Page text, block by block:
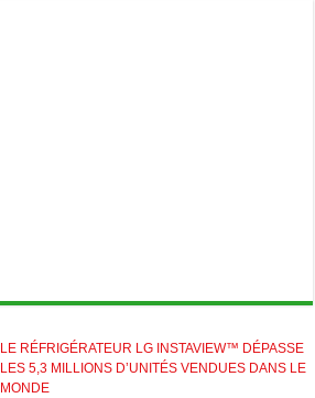
LE RÉFRIGÉRATEUR LG INSTAVIEW™ DÉPASSE
LES 5,3 MILLIONS D’UNITÉS VENDUES DANS LE
MONDE